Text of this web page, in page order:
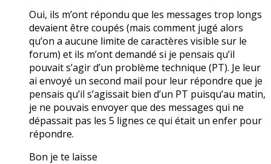
Oui, ils m’ont répondu que les messages trop longs
devaient être coupés (mais comment jugé alors
qu’on a aucune limite de caractères visible sur le
forum) et ils m’ont demandé si je pensais qu’il
pouvait s’agir d’un problème technique (PT). Je leur
ai envoyé un second mail pour leur répondre que je
pensais qu’il s’agissait bien d’un PT puisqu’au matin,
je ne pouvais envoyer que des messages qui ne
dépassait pas les 5 lignes ce qui était un enfer pour
répondre.
Bon je te laisse